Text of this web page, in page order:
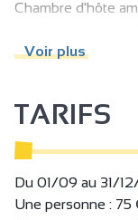
Chambre d'hôte
Vous profiterez
Vous découvrirez
produits locaux de
son arboriculture
Voir plus
TARIFS
Du 01/09 au 31/
Une personne : 75